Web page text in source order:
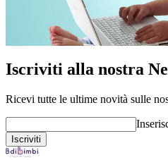
Iscriviti alla nostra
Ricevi tutte le ultime novità sulle